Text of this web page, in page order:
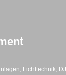
Lichttechnik,